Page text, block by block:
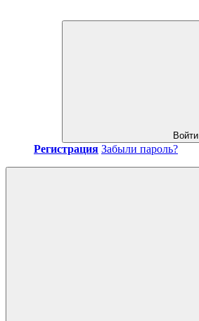
Войти
Регистрация Забыли пароль?